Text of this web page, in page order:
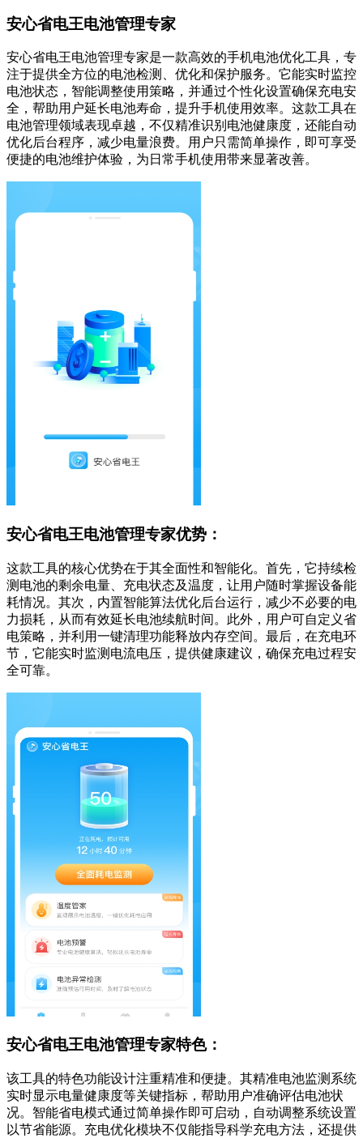
安心省电王电池管理专家
安心省电王电池管理专家是一款高效的手机电池优化工具，专
注于提供全方位的电池检测、优化和保护服务。它能实时监控
电池状态，智能调整使用策略，并通过个性化设置确保充电安
全，帮助用户延长电池寿命，提升手机使用效率。这款工具在
电池管理领域表现卓越，不仅精准识别电池健康度，还能自动
优化后台程序，减少电量浪费。用户只需简单操作，即可享受
便捷的电池维护体验，为日常手机使用带来显著改善。
安心省电王电池管理专家优势：
这款工具的核心优势在于其全面性和智能化。首先，它持续检
测电池的剩余电量、充电状态及温度，让用户随时掌握设备能
耗情况。其次，内置智能算法优化后台运行，减少不必要的电
力损耗，从而有效延长电池续航时间。此外，用户可自定义省
电策略，并利用一键清理功能释放内存空间。最后，在充电环
节，它能实时监测电流电压，提供健康建议，确保充电过程安
全可靠。
安心省电王电池管理专家特色：
该工具的特色功能设计注重精准和便捷。其精准电池监测系统
实时显示电量健康度等关键指标，帮助用户准确评估电池状
况。智能省电模式通过简单操作即可启动，自动调整系统设置
以节省能源。充电优化模块不仅能指导科学充电方法，还提供